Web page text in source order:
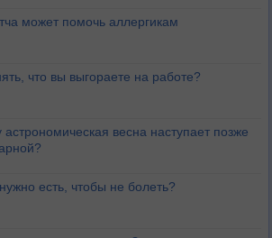
может помочь аллергикам
что вы выгораете на работе?
весна наступает позже
есть, чтобы не болеть?